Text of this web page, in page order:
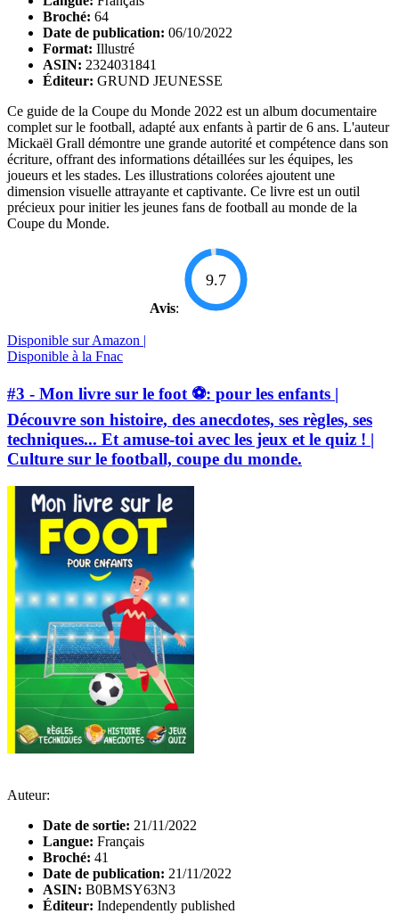
Broché: 64
Date de publication: 06/10/2022
Format: Illustré
ASIN: 2324031841
Éditeur: GRUND JEUNESSE
Ce guide de la Coupe du Monde 2022 est un album documentaire
complet sur le football, adapté aux enfants à partir de 6 ans. L'auteur
Mickaël Grall démontre une grande autorité et compétence dans son
écriture, offrant des informations détaillées sur les équipes, les
joueurs et les stades. Les illustrations colorées ajoutent une
dimension visuelle attrayante et captivante. Ce livre est un outil
précieux pour initier les jeunes fans de football au monde de la
Coupe du Monde.
Avis:
9.7
Disponible sur Amazon |
Disponible à la Fnac
#3 - Mon livre sur le foot ⚽: pour les enfants |
Découvre son histoire, des anecdotes, ses règles, ses
techniques... Et amuse-toi avec les jeux et le quiz ! |
Culture sur le football, coupe du monde.
Auteur:
Date de sortie: 21/11/2022
Langue: Français
Broché: 41
Date de publication: 21/11/2022
ASIN: B0BMSY63N3
Éditeur: Independently published